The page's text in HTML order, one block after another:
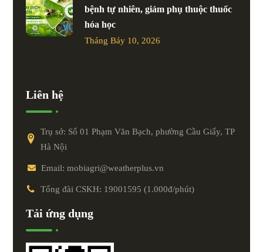
bệnh tự nhiên, giảm phụ thuộc thuốc
hóa học
Tháng Bảy 10, 2026
Liên hệ
Trụ sở: Số 01 Phạm Văn Bạch, phường Cầu Giấy, TP
Hà Nội
Email: mobiagri@weatherplus.vn
Tổng đài CSKH: 19001595 (1.000đ/phút)
Tải ứng dụng